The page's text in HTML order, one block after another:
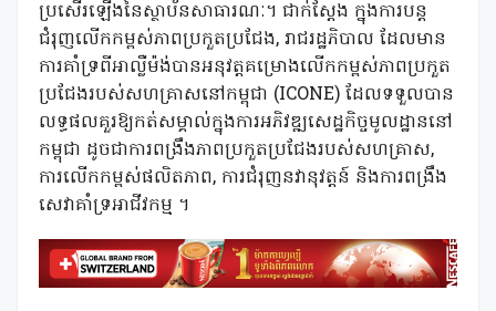
ប្រសើរឡើងនៃស្ថាប័នសាធារណៈ។ ជាក់ស្តែង ក្នុងការបន្ត
ជំរុញលើកកម្ពស់ភាពប្រកួតប្រជែង, រាជរដ្ឋភិបាល ដែលមាន
ការគាំទ្រពីអាល្លឺម៉ង់បានអនុវត្តគម្រោងលើកកម្ពស់ភាពប្រកួត
ប្រជែងរបស់សហគ្រាសនៅកម្ពុជា (ICONE) ដែលទទួលបាន
លទ្ធផលគួរឱ្យកត់សម្គាល់ក្នុងការអភិវឌ្ឍសេដ្ឋកិច្ចមូលដ្ឋាននៅ
កម្ពុជា ដូចជាការពង្រឹងភាពប្រកួតប្រជែងរបស់សហគ្រាស,
ការលើកកម្ពស់ផលិតភាព, ការជំរុញនវានុវត្តន៍ និងការពង្រឹង
សេវាគាំទ្រអាជីវកម្ម ។​